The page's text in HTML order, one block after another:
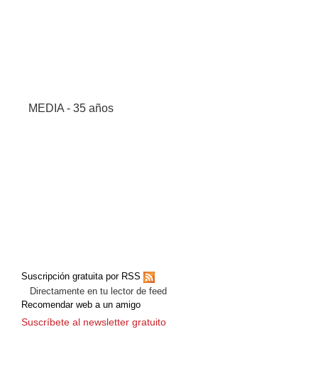
MEDIA - 35 años
Suscripción gratuita por RSS
Directamente en tu lector de feed
Recomendar web a un amigo
Suscríbete al newsletter gratuito